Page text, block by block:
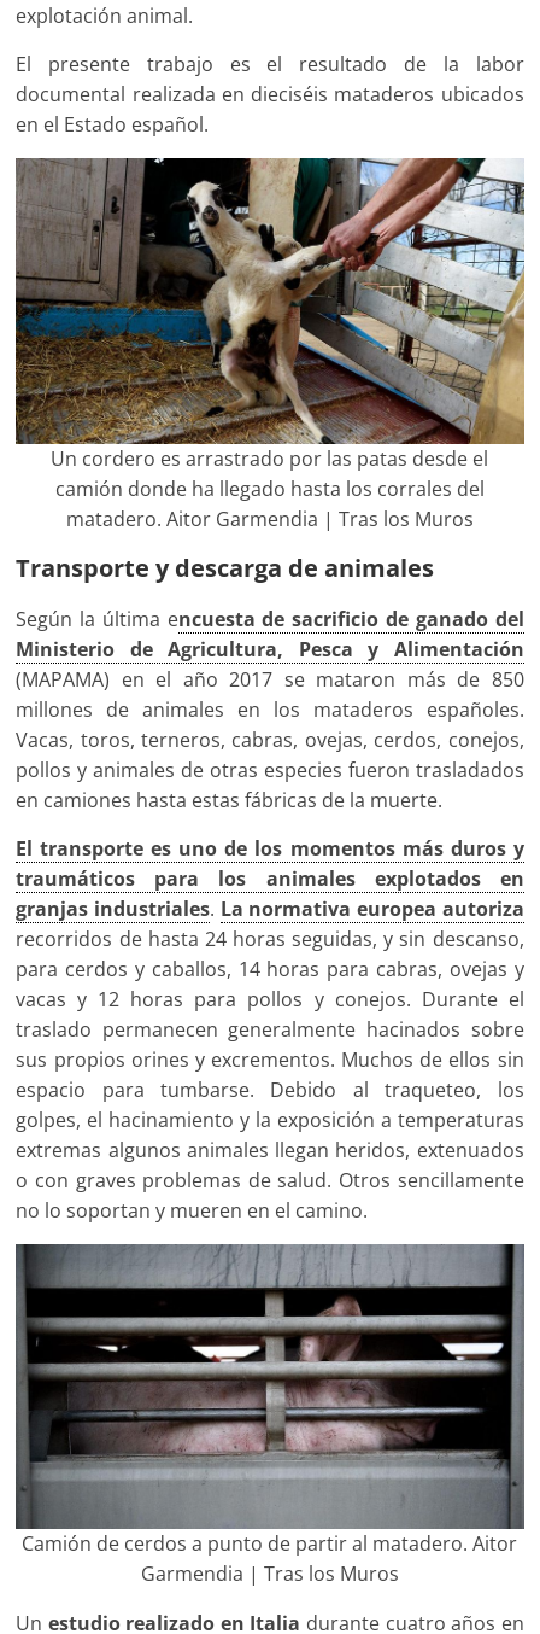
explotación animal.
El presente trabajo es el resultado de la labor
documental realizada en dieciséis mataderos ubicados
en el Estado español.
Un cordero es arrastrado por las patas desde el
camión donde ha llegado hasta los corrales del
matadero. Aitor Garmendia | Tras los Muros
Transporte y descarga de animales
Según la última encuesta de sacrificio de ganado del
Ministerio de Agricultura, Pesca y Alimentación
(MAPAMA) en el año 2017 se mataron más de 850
millones de animales en los mataderos españoles.
Vacas, toros, terneros, cabras, ovejas, cerdos, conejos,
pollos y animales de otras especies fueron trasladados
en camiones hasta estas fábricas de la muerte.
El transporte es uno de los momentos más duros y
traumáticos para los animales explotados en
granjas industriales. La normativa europea autoriza
recorridos de hasta 24 horas seguidas, y sin descanso,
para cerdos y caballos, 14 horas para cabras, ovejas y
vacas y 12 horas para pollos y conejos. Durante el
traslado permanecen generalmente hacinados sobre
sus propios orines y excrementos. Muchos de ellos sin
espacio para tumbarse. Debido al traqueteo, los
golpes, el hacinamiento y la exposición a temperaturas
extremas algunos animales llegan heridos, extenuados
o con graves problemas de salud. Otros sencillamente
no lo soportan y mueren en el camino.
Camión de cerdos a punto de partir al matadero. Aitor
Garmendia | Tras los Muros
Un estudio realizado en Italia durante cuatro años en